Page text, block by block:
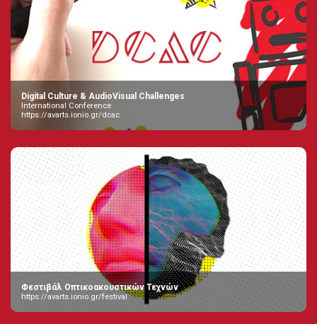
Digital Culture & AudioVisual Challenges
International Conference
https://avarts.ionio.gr/dcac
Φεστιβάλ Οπτικοακουστικών Τεχνών
https://avarts.ionio.gr/festival